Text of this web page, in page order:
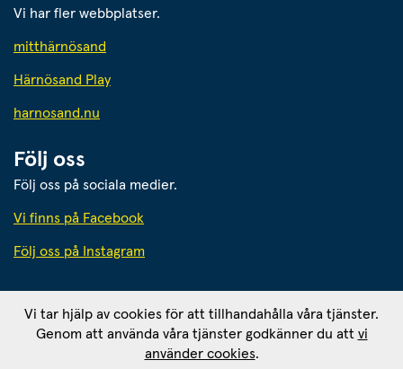
Vi har fler webbplatser.
mitthärnösand
Härnösand Play
harnosand.nu
Följ oss
Följ oss på sociala medier.
Vi finns på Facebook
Följ oss på Instagram
871 80 Härnösand. Org. nr: 212000-2403
Ansvarig utgivare:
Kommunikationschef Tomas Wahlund
Vi tar hjälp av cookies för att tillhandahålla våra tjänster.
Genom att använda våra tjänster godkänner du att vi
använder cookies.